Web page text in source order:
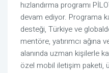
hızlandırma programı
devam ediyor. Programa
desteği, Türkiye ve
mentöre, yatırımcı ağına
alanında uzman kişilerle
özel mobil iletişim paketi,